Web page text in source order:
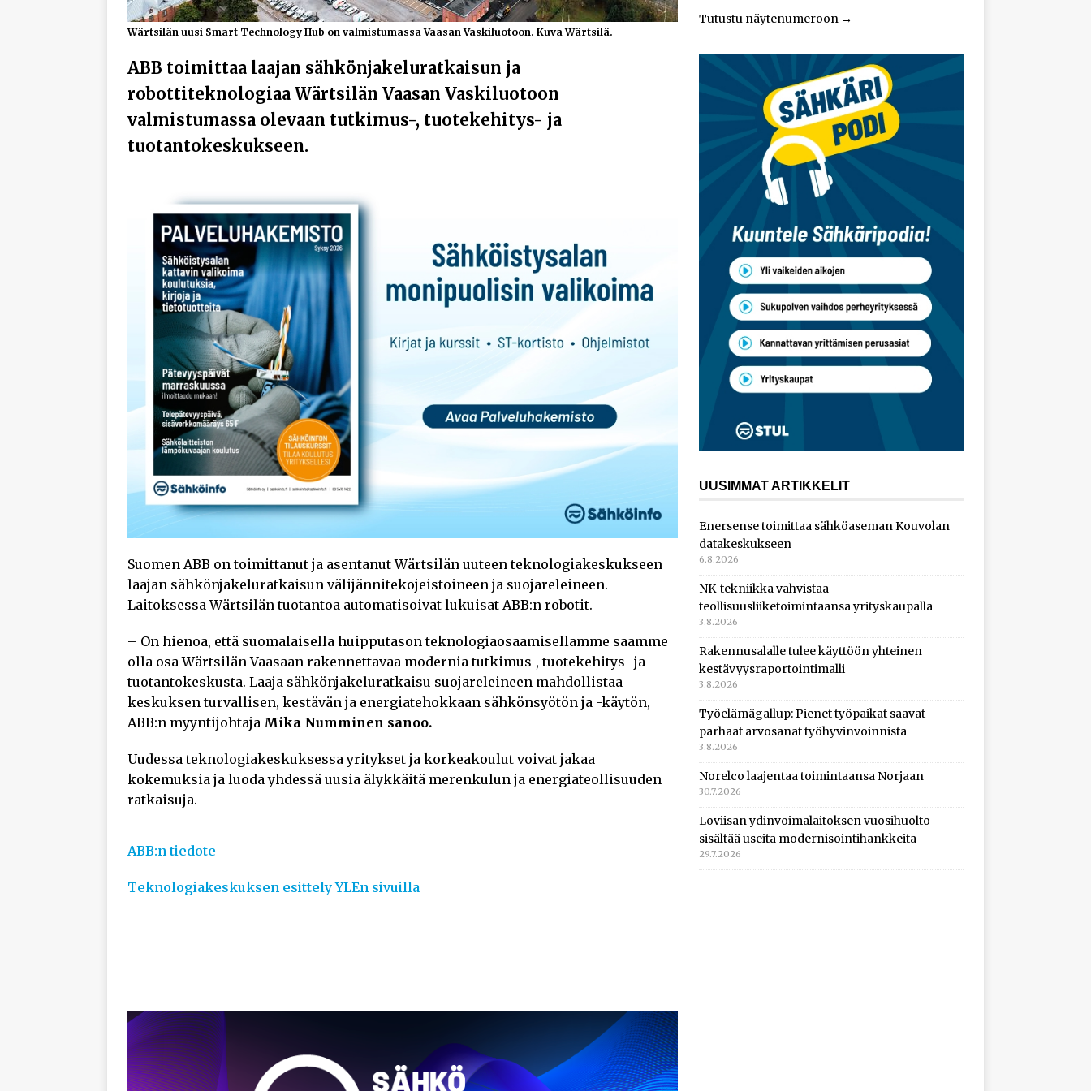
Wärtsilän uusi Smart Technology Hub on valmistumassa Vaasan Vaskiluotoon. Kuva Wärtsilä.
ABB toimittaa laajan sähkönjakeluratkaisun ja
robottiteknologiaa Wärtsilän Vaasan Vaskiluotoon
valmistumassa olevaan tutkimus-, tuotekehitys- ja
tuotantokeskukseen.
Suomen ABB on toimittanut ja asentanut Wärtsilän uuteen teknologiakeskukseen
laajan sähkönjakeluratkaisun välijännitekojeistoineen ja suojareleineen.
Laitoksessa Wärtsilän tuotantoa automatisoivat lukuisat ABB:n robotit.
– On hienoa, että suomalaisella huipputason teknologiaosaamisellamme saamme
olla osa Wärtsilän Vaasaan rakennettavaa modernia tutkimus-, tuotekehitys- ja
tuotantokeskusta. Laaja sähkönjakeluratkaisu suojareleineen mahdollistaa
keskuksen turvallisen, kestävän ja energiatehokkaan sähkönsyötön ja -käytön,
ABB:n myyntijohtaja Mika Numminen sanoo.
Uudessa teknologiakeskuksessa yritykset ja korkeakoulut voivat jakaa
kokemuksia ja luoda yhdessä uusia älykkäitä merenkulun ja energiateollisuuden
ratkaisuja.
ABB:n tiedote
Teknologiakeskuksen esittely YLEn sivuilla
Tutustu näytenumeroon→
UUSIMMAT ARTIKKELIT
Enersense toimittaa sähköaseman Kouvolan
datakeskukseen
6.8.2026
NK-tekniikka vahvistaa
teollisuusliiketoimintaansa yrityskaupalla
3.8.2026
Rakennusalalle tulee käyttöön yhteinen
kestävyysraportointimalli
3.8.2026
Työelämägallup: Pienet työpaikat saavat
parhaat arvosanat työhyvinvoinnista
3.8.2026
Norelco laajentaa toimintaansa Norjaan
30.7.2026
Loviisan ydinvoimalaitoksen vuosihuolto
sisältää useita modernisointihankkeita
29.7.2026